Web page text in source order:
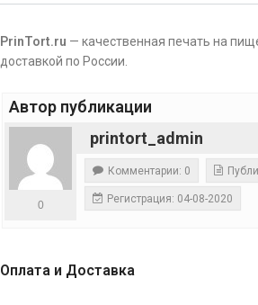
PrinTort.ru — качественная печать на
доставкой по России.
Автор публикации
printort_admin
0
Комментарии: 0
Регистрация: 04-08-2020
Оплата и Доставка